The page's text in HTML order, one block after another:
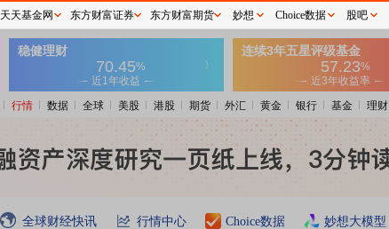
行情 数据 全球 美股 港股 期货 外汇 黄金 银行 基金 理财
全球财经快讯 行情中心 Choice数据 妙想大模型
天天基金网 东方财富证券 东方财富期货 妙想 Choice数据 股吧